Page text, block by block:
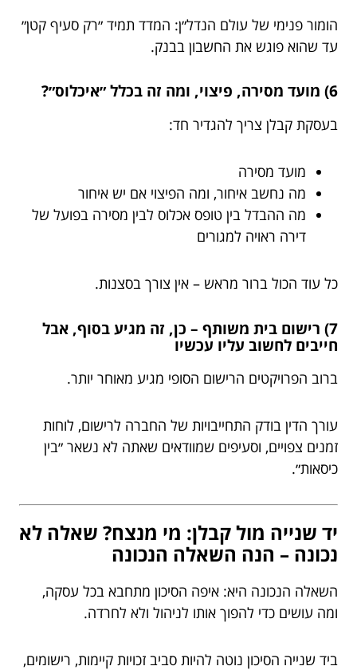
הומור פנימי של עולם הנדל״ן: המדד תמיד ״רק סעיף קטן״
עד שהוא פוגש את החשבון בבנק.
6) מועד מסירה, פיצוי, ומה זה בכלל ״איכלוס״?
בעסקת קבלן צריך להגדיר חד:
מועד מסירה
מה נחשב איחור, ומה הפיצוי אם יש איחור
מה ההבדל בין טופס אכלוס לבין מסירה בפועל של
דירה ראויה למגורים
כל עוד הכול ברור מראש – אין צורך בסצנות.
7) רישום בית משותף – כן, זה מגיע בסוף, אבל
חייבים לחשוב עליו עכשיו
ברוב הפרויקטים הרישום הסופי מגיע מאוחר יותר.
עורך הדין בודק התחייבויות של החברה לרישום, לוחות
זמנים צפויים, וסעיפים שמוודאים שאתה לא נשאר ״בין
כיסאות״.
יד שנייה מול קבלן: מי מנצח? שאלה לא
נכונה – הנה השאלה הנכונה
השאלה הנכונה היא: איפה הסיכון מתחבא בכל עסקה,
ומה עושים כדי להפוך אותו לניהול ולא לחרדה.
ביד שנייה הסיכון נוטה להיות סביב זכויות קיימות, רישומים,